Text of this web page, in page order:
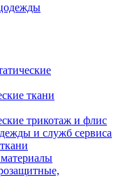
ткани
трикотаж и флис
и служб сервиса